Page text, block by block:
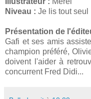
Niveau : Je lis tout seul
Présentation de
Gafi et ses amis
champion préféré,
doivent l'aider à
concurrent Fred Didi...